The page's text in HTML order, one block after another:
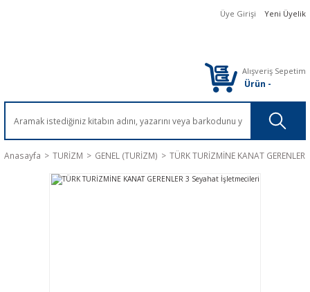
Üye Girişi Yeni Üyelik
Alışveriş Sepetim
Ürün -
Anasayfa TURİZM GENEL (TURİZM) TÜRK TURİZMİNE KANAT